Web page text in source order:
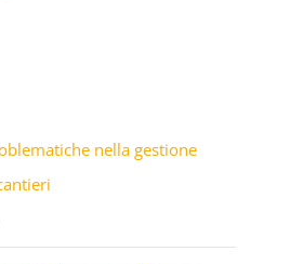
nella gestione